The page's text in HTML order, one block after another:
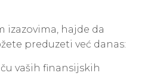
izazovima, hajde da
preduzeti već danas:
vaših finansijskih